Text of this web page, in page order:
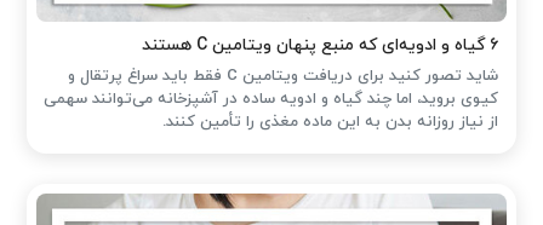
۶ گیاه و ادویه‌ای که منبع پنهان ویتامین C هستند
شاید تصور کنید برای دریافت ویتامین C فقط باید سراغ پرتقال و
کیوی بروید، اما چند گیاه و ادویه ساده در آشپزخانه می‌توانند سهمی
از نیاز روزانه بدن به این ماده مغذی را تأمین کنند.